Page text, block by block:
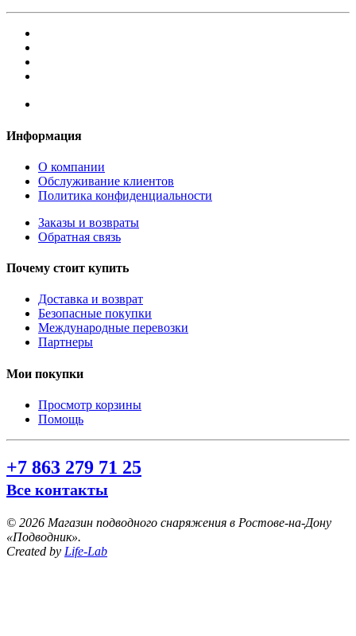
Информация
О компании
Обслуживание клиентов
Политика конфиденциальности
Заказы и возвраты
Обратная связь
Почему стоит купить
Доставка и возврат
Безопасные покупки
Международные перевозки
Партнеры
Мои покупки
Просмотр корзины
Помощь
+7 863 279 71 25
Все контакты
© 2026 Магазин подводного снаряжения в Ростове-на-Дону
«Подводник».
Created by Life-Lab